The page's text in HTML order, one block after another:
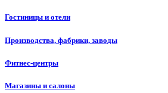
Гостиницы и отели
Производства, фабрики, заводы
Фитнес-центры
Магазины и салоны